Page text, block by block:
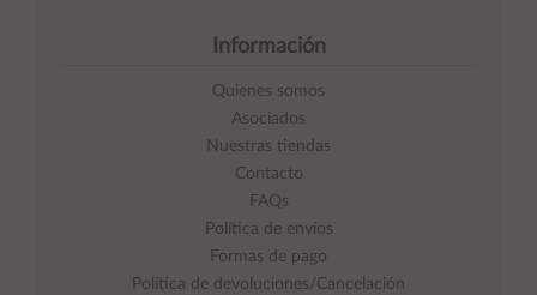
Información
Quienes somos
Asociados
Nuestras tiendas
Contacto
FAQs
Política de envíos
Formas de pago
Política de devoluciones/Cancelación